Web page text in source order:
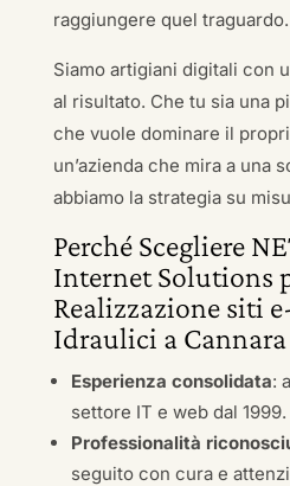
raggiungere quel traguardo.
Siamo artigiani digitali con
al risultato. Che tu sia una
che vuole dominare il
un’azienda che mira a una
abbiamo la strategia su
Perché Scegliere
Internet Solutions
Realizzazione siti
Idraulici a Cannara
Esperienza consolidata:
settore IT e web dal 1999.
Professionalità
seguito con cura e